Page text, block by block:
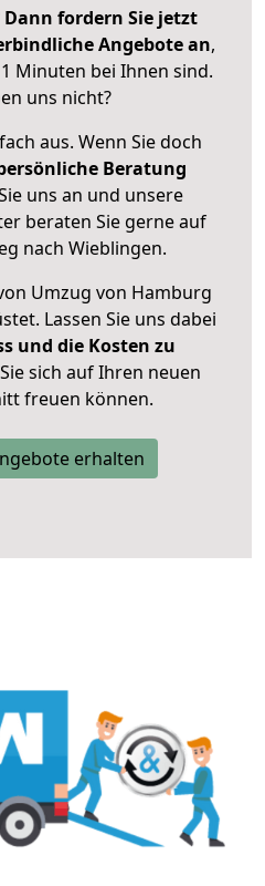
Dann fordern Sie jetzt
Angebote an,
Minuten bei Ihnen sind.
uns nicht?
aus. Wenn Sie doch
Beratung
uns an und unsere
beraten Sie gerne auf
nach Wieblingen.
Umzug von Hamburg
Lassen Sie uns dabei
und die Kosten zu
sich auf Ihren neuen
freuen können.
erhalten